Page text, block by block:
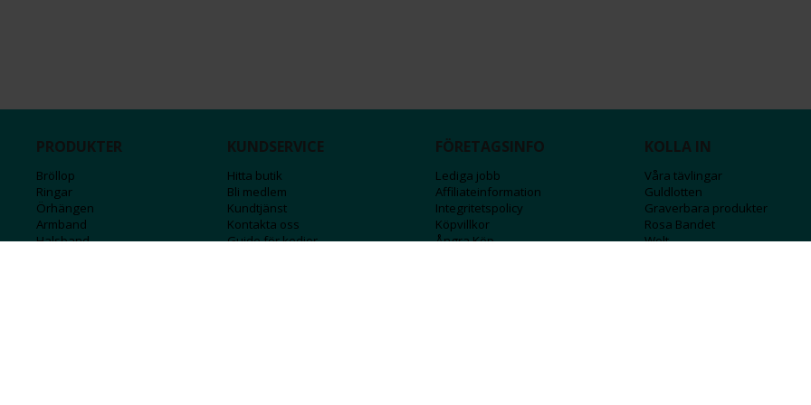
PRODUKTER
Bröllop
Ringar
Örhängen
Armband
Halsband
KUNDSERVICE
Hitta butik
Bli medlem
Kundtjänst
Kontakta oss
Guide för kedjor
FÖRETAGSINFO
Lediga jobb
Affiliateinformation
Integritetspolicy
Köpvillkor
Ångra Köp
KOLLA IN
Våra tävlingar
Guldlotten
Graverbara produkter
Rosa Bandet
Wolt